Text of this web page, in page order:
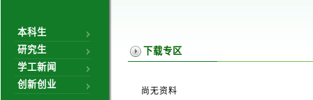
本科生
研究生
学工新闻
创新创业
下载专区
尚无资料